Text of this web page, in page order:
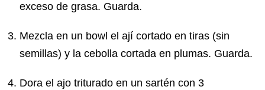
exceso de grasa. Guarda.
Mezcla en un bowl el ají cortado en tiras (sin
semillas) y la cebolla cortada en plumas. Guarda.
Dora el ajo triturado en un sartén con 3